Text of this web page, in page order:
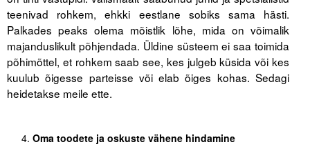
teenivad rohkem, ehkki eestlane sobiks sama hästi.
Palkades peaks olema mõistlik lõhe, mida on võimalik
majanduslikult põhjendada. Üldine süsteem ei saa toimida
põhimõttel, et rohkem saab see, kes julgeb küsida või kes
kuulub õigesse parteisse või elab õiges kohas. Sedagi
heidetakse meile ette.
Oma toodete ja oskuste vähene hindamine